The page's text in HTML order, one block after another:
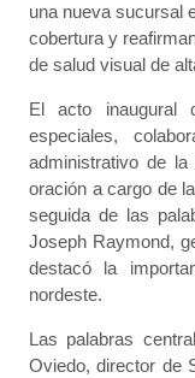
una nueva sucursal
cobertura y
de salud visual de
El acto inaugural
especiales,
administrativo de
oración a cargo de
seguida de las
Joseph Raymond,
destacó la
nordeste.
Las palabras
Oviedo, director de